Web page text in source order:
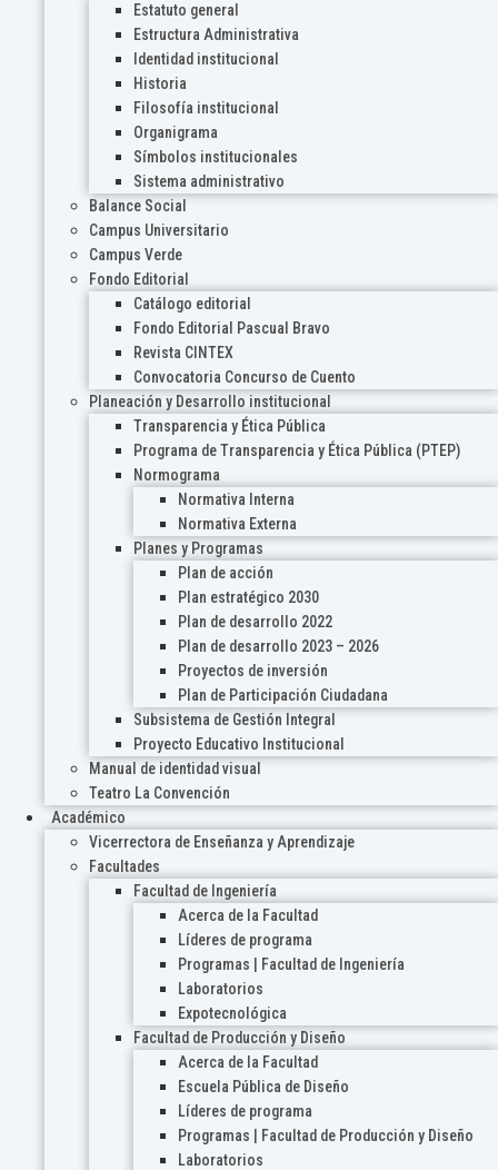
Estatuto general
Estructura Administrativa
Identidad institucional
Historia
Filosofía institucional
Organigrama
Símbolos institucionales
Sistema administrativo
Balance Social
Campus Universitario
Campus Verde
Fondo Editorial
Catálogo editorial
Fondo Editorial Pascual Bravo
Revista CINTEX
Convocatoria Concurso de Cuento
Planeación y Desarrollo institucional
Transparencia y Ética Pública
Programa de Transparencia y Ética Pública (PTEP)
Normograma
Normativa Interna
Normativa Externa
Planes y Programas
Plan de acción
Plan estratégico 2030
Plan de desarrollo 2022
Plan de desarrollo 2023 – 2026
Proyectos de inversión
Plan de Participación Ciudadana
Subsistema de Gestión Integral
Proyecto Educativo Institucional
Manual de identidad visual
Teatro La Convención
Académico
Vicerrectora de Enseñanza y Aprendizaje
Facultades
Facultad de Ingeniería
Acerca de la Facultad
Líderes de programa
Programas | Facultad de Ingeniería
Laboratorios
Expotecnológica
Facultad de Producción y Diseño
Acerca de la Facultad
Escuela Pública de Diseño
Líderes de programa
Programas | Facultad de Producción y Diseño
Laboratorios